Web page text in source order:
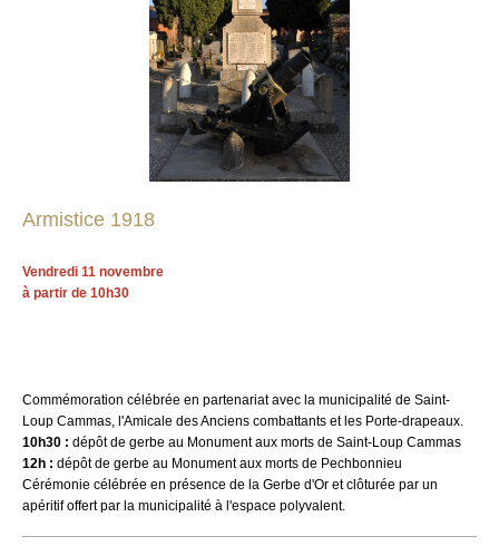
Armistice 1918
Vendredi 11 novembre
à partir de 10h30
Commémoration célébrée en partenariat avec la municipalité de Saint-
Loup Cammas, l'Amicale des Anciens combattants et les Porte-drapeaux.
10h30 : dépôt de gerbe au Monument aux morts de Saint-Loup Cammas
12h : dépôt de gerbe au Monument aux morts de Pechbonnieu
Cérémonie célébrée en présence de la Gerbe d'Or et clôturée par un
apéritif offert par la municipalité à l'espace polyvalent.